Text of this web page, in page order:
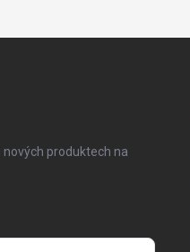
produktech na